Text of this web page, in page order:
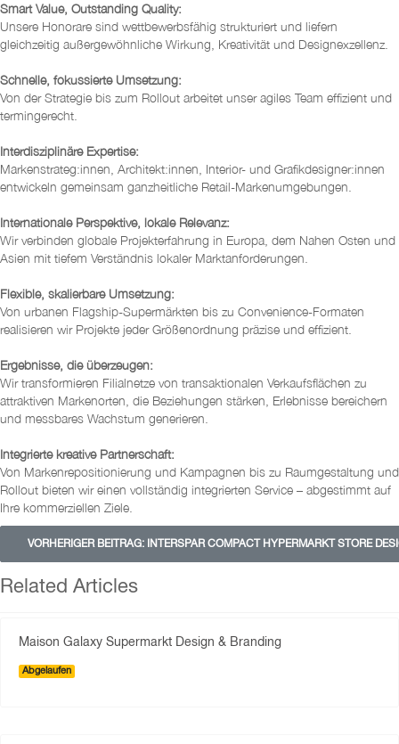
Smart Value, Outstanding Quality:
Unsere Honorare sind wettbewerbsfähig strukturiert und liefern
gleichzeitig außergewöhnliche Wirkung, Kreativität und Designexzellenz.
Schnelle, fokussierte Umsetzung:
Von der Strategie bis zum Rollout arbeitet unser agiles Team effizient und
termingerecht.
Interdisziplinäre Expertise:
Markenstrateg:innen, Architekt:innen, Interior- und Grafikdesigner:innen
entwickeln gemeinsam ganzheitliche Retail-Markenumgebungen.
Internationale Perspektive, lokale Relevanz:
Wir verbinden globale Projekterfahrung in Europa, dem Nahen Osten und
Asien mit tiefem Verständnis lokaler Marktanforderungen.
Flexible, skalierbare Umsetzung:
Von urbanen Flagship-Supermärkten bis zu Convenience-Formaten
realisieren wir Projekte jeder Größenordnung präzise und effizient.
Ergebnisse, die überzeugen:
Wir transformieren Filialnetze von transaktionalen Verkaufsflächen zu
attraktiven Markenorten, die Beziehungen stärken, Erlebnisse bereichern
und messbares Wachstum generieren.
Integrierte kreative Partnerschaft:
Von Markenrepositionierung und Kampagnen bis zu Raumgestaltung und
Rollout bieten wir einen vollständig integrierten Service – abgestimmt auf
Ihre kommerziellen Ziele.
VORHERIGER BEITRAG: INTERSPAR COMPACT HYPERMARKT STORE
Related Articles
Maison Galaxy Supermarkt Design & Branding
Abgelaufen